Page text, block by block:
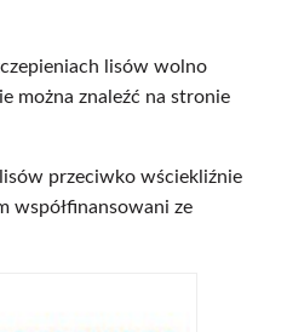
lisów wolno
można znaleźć na stronie
przeciwko wściekliźnie
współfinansowani ze